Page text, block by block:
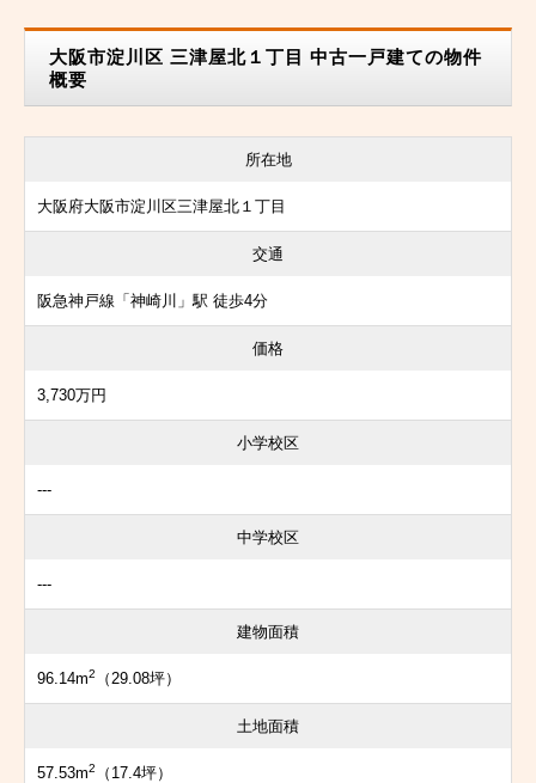
大阪市淀川区 三津屋北１丁目 中古一戸建ての物件
概要
所在地
大阪府大阪市淀川区三津屋北１丁目
交通
阪急神戸線「神崎川」駅 徒歩4分
価格
3,730万円
小学校区
---
中学校区
---
建物面積
96.14m2 （29.08坪）
土地面積
57.53m2 （17.4坪）